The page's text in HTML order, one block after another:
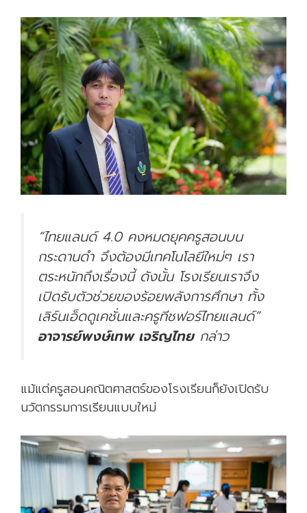
“ไทยแลนด์ 4.0 คงหมดยุคครูสอนบน
กระดานดำ จึงต้องมีเทคโนโลยีใหม่ๆ เรา
ตระหนักถึงเรื่องนี้ ดังนั้น โรงเรียนเราจึง
เปิดรับตัวช่วยของร้อยพลังการศึกษา ทั้ง
เลิร์นเอ็ดดูเคชั่นและครูทีชฟอร์ไทยแลนด์”
อาจารย์พงษ์เทพ เจริญไทยกล่าว
แม้แต่ครูสอนคณิตศาสตร์ของโรงเรียนก็ยังเปิดรับ
นวัตกรรมการเรียนแบบใหม่